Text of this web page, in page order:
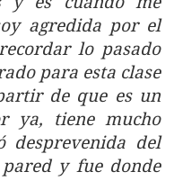
agredida por el
lo pasado
para esta clase
de que es un
ya, tiene mucho
desprevenida del
y fue donde